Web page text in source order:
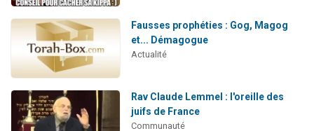
Fausses prophéties : Gog, Magog
et... Démagogue
Actualité
Rav Claude Lemmel : l'oreille des
juifs de France
Communauté